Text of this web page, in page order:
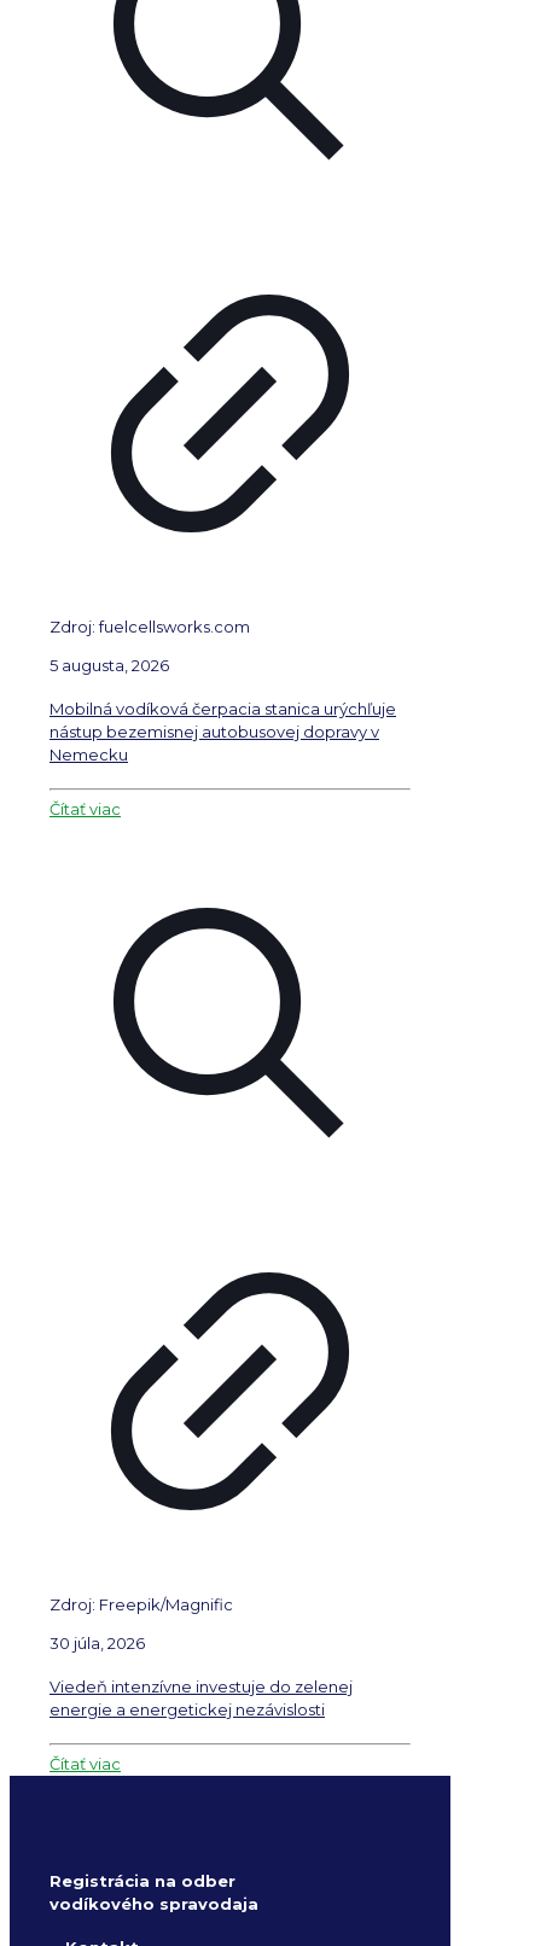
Zdroj: fuelcellsworks.com
5 augusta, 2026
Mobilná vodíková čerpacia stanica urýchľuje
nástup bezemisnej autobusovej dopravy v
Nemecku
Čítať viac
Zdroj: Freepik/Magnific
30 júla, 2026
Viedeň intenzívne investuje do zelenej
energie a energetickej nezávislosti
Čítať viac
Registrácia na odber
vodíkového spravodaja